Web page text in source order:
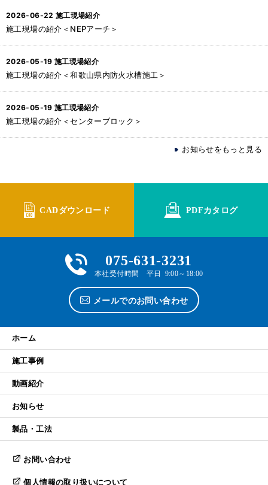
2026-06-22 施工現場紹介
施工現場の紹介＜NEPアーチ＞
2026-05-19 施工現場紹介
施工現場の紹介＜和歌山県内防火水槽施工＞
2026-05-19 施工現場紹介
施工現場の紹介＜センターブロック＞
お知らせをもっと見る
CADダウンロード PDFカタログ
075-631-3231
本社受付時間 平日 9:00～18:00
メールでのお問い合わせ
ホーム
施工事例
動画紹介
お知らせ
製品・工法
お問い合わせ
個人情報の取り扱いについて